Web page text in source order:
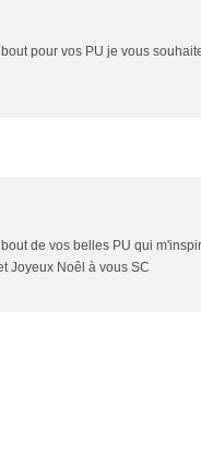
pour vos PU je vous
de vos belles PU qui
Joyeux Noêl à vous SC